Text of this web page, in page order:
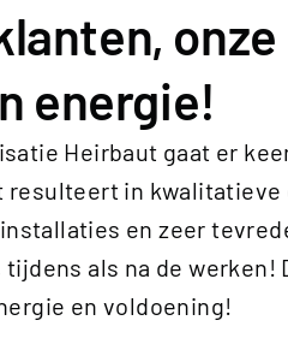
onze
energie!
Heirbaut gaat er
resulteert in kwalitatieve
en zeer
als na de werken!
en voldoening!